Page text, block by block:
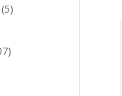
55
707